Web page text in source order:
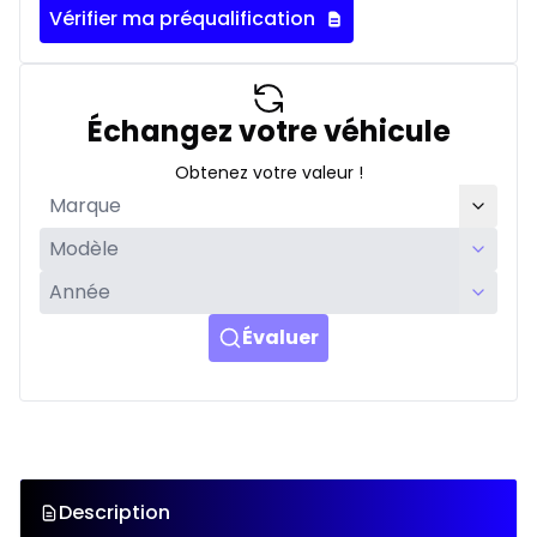
Vérifier ma préqualification
Échangez votre véhicule
Obtenez votre valeur !
Évaluer
Description